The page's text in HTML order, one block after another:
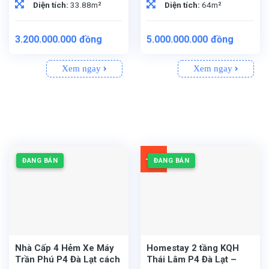
Diện tích:33.88m²
3.200.000.000 đồng
Xem ngay
Diện tích:64m²
Giá
5.400.000.000đồng.
5.000.000.000 đồng
tại
là:
Xem ngay
ĐANG BÁN
Nhà Cấp 4 Hẻm Xe Máy
Trần Phú P4 Đà Lạt cách
ĐANG BÁN
-4%
Homestay 2 tầng KQH
Thái Lâm P4 Đà Lạt –